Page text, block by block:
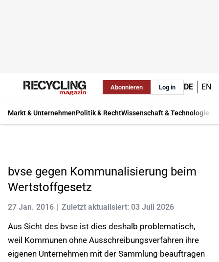
Abonnieren Log in DE EN
Markt & UnternehmenPolitik & RechtWissenschaft & Technologie
bvse gegen Kommunalisierung beim
Wertstoffgesetz
27 Jan. 2016 Zuletzt aktualisiert: 03 Juli 2026
Aus Sicht des bvse ist dies deshalb problematisch,
weil Kommunen ohne Ausschreibungsverfahren ihre
eigenen Unternehmen mit der Sammlung beauftragen